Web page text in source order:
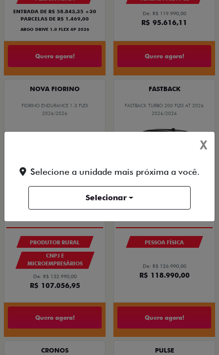
ENTRADA DE R$ 58.843,35 +30
PARCELAS DE R$ 1.469,00
ARGO DRIVE 1.0 FLEX 4P 2026
Quero agora!
De: R$ 119.990,00
R$ 95.616,11
Quero agora!
NOVA FIORINO
FIORINO ENDURANCE 1.3 FLEX
2026/2026
OPORTUNIDADE
PRODUTOR RURAL
CNPJ E
MICROEMPRESÁRIOS
De: R$ 132.990,00
R$ 107.056,95
Quero agora!
FASTBACK
FASTBACK TURBO 200 FLEX AT 2026
2026/2026
SUPER VALORIZAÇÃO USADO
PESSOA FÍSICA
De: R$ 126.990,00
R$ 118.990,00
Quero agora!
CRONOS PULSE
X
Selecione a unidade mais próxima a você.
Selecionar